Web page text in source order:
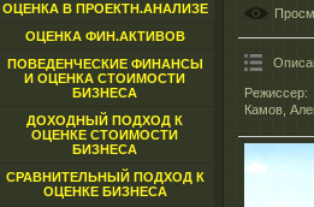
ОЦЕНКА В ПРОЕКТН.АНАЛИЗЕ
ОЦЕНКА ФИН.АКТИВОВ
ПОВЕДЕНЧЕСКИЕ ФИНАНСЫ
И ОЦЕНКА СТОИМОСТИ
БИЗНЕСА
ДОХОДНЫЙ ПОДХОД К
ОЦЕНКЕ СТОИМОСТИ
БИЗНЕСА
СРАВНИТЕЛЬНЫЙ ПОДХОД К
ОЦЕНКЕ БИЗНЕСА
Камов,